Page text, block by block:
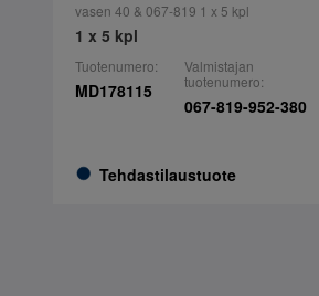
vasen 40 & 067-819 1 x 5 kpl
1 x 5 kpl
Tuotenumero:
MD178115
Tehdastilaustuote
Valmistajan
tuotenumero:
067-819-952-380